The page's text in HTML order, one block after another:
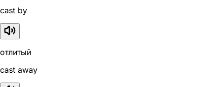
cast by
отлитый
cast away